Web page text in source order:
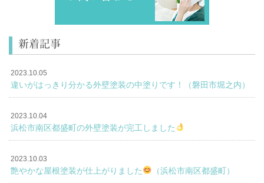
新着記事
2023.10.05
違いがはっきり分かる外壁塗装の中塗りです！（磐田市堀之内）
2023.10.04
浜松市南区都盛町の外壁塗装が完工しました
2023.10.03
艶やかな屋根塗装が仕上がりました （浜松市南区都盛町）